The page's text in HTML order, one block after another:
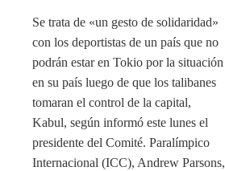
Se trata de «un gesto de solidaridad»
con los deportistas de un país que no
podrán estar en Tokio por la situación
en su país luego de que los talibanes
tomaran el control de la capital,
Kabul, según informó este lunes el
presidente del Comité. Paralímpico
Internacional (ICC), Andrew Parsons,